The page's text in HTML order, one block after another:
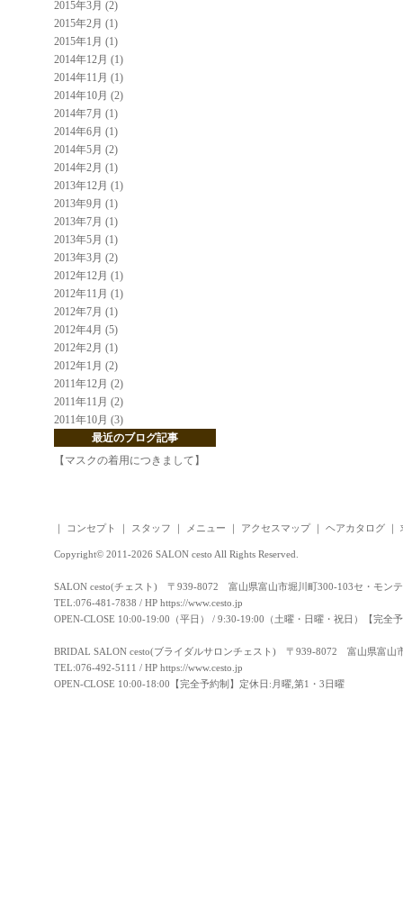
2015年3月 (2)
2015年2月 (1)
2015年1月 (1)
2014年12月 (1)
2014年11月 (1)
2014年10月 (2)
2014年7月 (1)
2014年6月 (1)
2014年5月 (2)
2014年2月 (1)
2013年12月 (1)
2013年9月 (1)
2013年7月 (1)
2013年5月 (1)
2013年3月 (2)
2012年12月 (1)
2012年11月 (1)
2012年7月 (1)
2012年4月 (5)
2012年2月 (1)
2012年1月 (2)
2011年12月 (2)
2011年11月 (2)
2011年10月 (3)
最近のブログ記事
【マスクの着用につきまして】
コンセプト スタッフ メニュー アクセスマップ ヘアカタログ
Copyright© 2011-2026 SALON cesto All Rights Reserved.
SALON cesto(チェスト) 〒939-8072 富山県富山市堀川町300-103セ・モン
TEL:076-481-7838 / HP https://www.cesto.jp
OPEN-CLOSE 10:00-19:00（平日） / 9:30-19:00（土曜・日曜・祝日）【完全
BRIDAL SALON cesto(ブライダルサロンチェスト) 〒939-8072 富山県富山
TEL:076-492-5111 / HP https://www.cesto.jp
OPEN-CLOSE 10:00-18:00【完全予約制】定休日:月曜,第1・3日曜